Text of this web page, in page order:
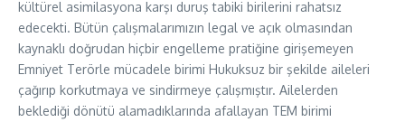
kültürel asimilasyona karşı duruş tabiki birilerini rahatsız
edecekti. Bütün çalışmalarımızın legal ve açık olmasından
kaynaklı doğrudan hiçbir engelleme pratiğine girişemeyen
Emniyet Terörle mücadele birimi Hukuksuz bir şekilde aileleri
çağırıp korkutmaya ve sindirmeye çalışmıştır. Ailelerden
beklediği dönütü alamadıklarında afallayan TEM birimi